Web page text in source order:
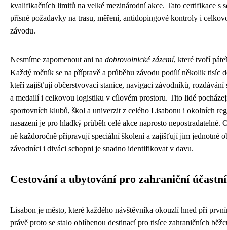
kvalifikačních limitů na velké mezinárodní akce. Tato certifikace s
přísné požadavky na trasu, měření, antidopingové kontroly i
závodu.
Nesmíme zapomenout ani na dobrovolnické zázemí, které tvoří
Každý ročník se na přípravě a průběhu závodu podílí několik tisíc
kteří zajišťují občerstvovací stanice, navigaci závodníků, rozdávání
a medailí i celkovou logistiku v cílovém prostoru. Tito lidé
sportovních klubů, škol a univerzit z celého Lisabonu i okolních
nasazení je pro hladký průběh celé akce naprosto nepostradatelné.
ně každoročně připravují speciální školení a zajišťují jim jednotné
závodníci i diváci schopni je snadno identifikovat v davu.
Cestování a ubytování pro zahraniční
Lisabon je město, které každého návštěvníka okouzlí hned při
právě proto se stalo oblíbenou destinací pro tisíce zahraničních